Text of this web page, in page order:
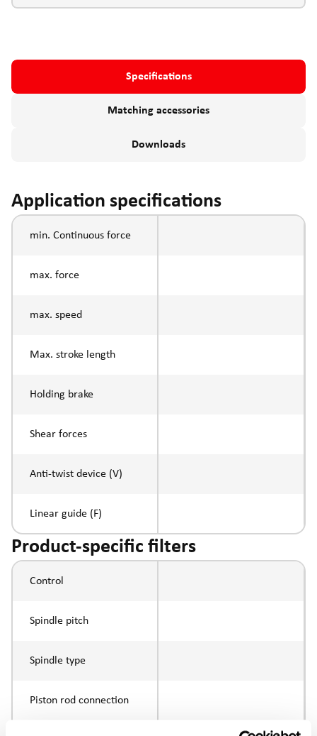
Specifications
Matching accessories
Downloads
Application specifications
min. Continuous force
max. force
max. speed
Max. stroke length
Holding brake
Shear forces
Anti-twist device (V)
Linear guide (F)
Product-specific filters
Control
Spindle pitch
Spindle type
Piston rod connection